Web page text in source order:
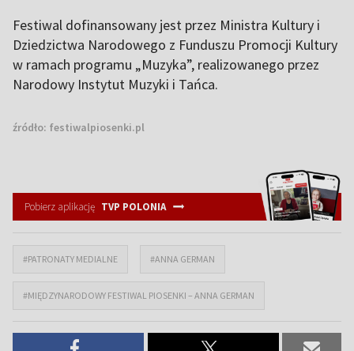
Festiwal dofinansowany jest przez Ministra Kultury i
Dziedzictwa Narodowego z Funduszu Promocji Kultury
w ramach programu „Muzyka”, realizowanego przez
Narodowy Instytut Muzyki i Tańca.
źródło: festiwalpiosenki.pl
Pobierz aplikację TVP POLONIA
#PATRONATY MEDIALNE #ANNA GERMAN
#MIĘDZYNARODOWY FESTIWAL PIOSENKI – ANNA GERMAN